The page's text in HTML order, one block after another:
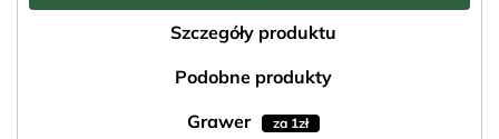
Szczegóły produktu
Podobne produkty
Grawer
za 1zł